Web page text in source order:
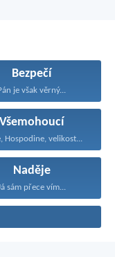
Bezpečí
je však věrný...
Všemohoucí
Hospodine, velikost...
Naděje
sám přece vím...